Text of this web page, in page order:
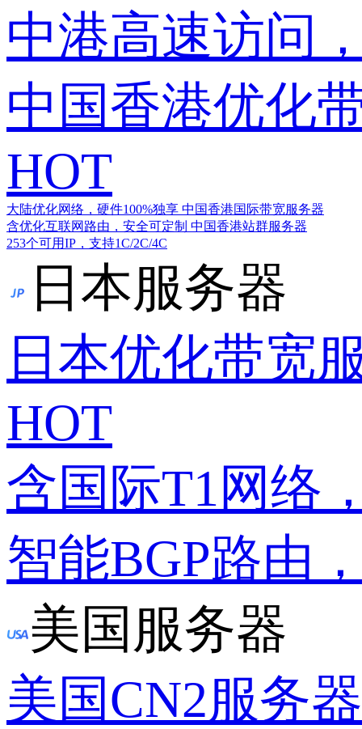
中港高速访问
中国香港优化
HOT
大陆优化网络，硬件100%独享 中国香港国际带宽服务器
含优化互联网路由，安全可定制 中国香港站群服务器
253个可用IP，支持1C/2C/4C
日本服务器
日本优化带宽
HOT
含国际T1网络
智能BGP路由
美国服务器
美国CN2服务器